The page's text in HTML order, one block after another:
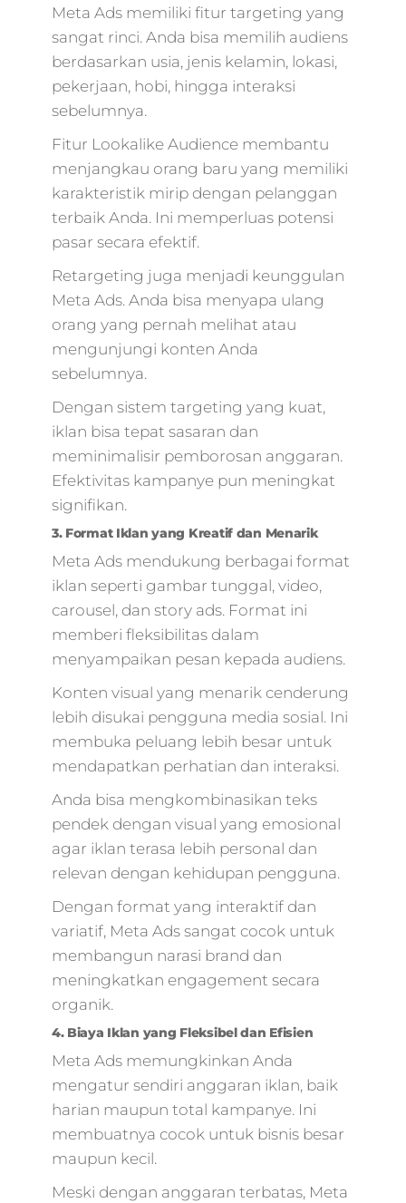
Meta Ads memiliki fitur targeting yang
sangat rinci. Anda bisa memilih audiens
berdasarkan usia, jenis kelamin, lokasi,
pekerjaan, hobi, hingga interaksi
sebelumnya.
Fitur Lookalike Audience membantu
menjangkau orang baru yang memiliki
karakteristik mirip dengan pelanggan
terbaik Anda. Ini memperluas potensi
pasar secara efektif.
Retargeting juga menjadi keunggulan
Meta Ads. Anda bisa menyapa ulang
orang yang pernah melihat atau
mengunjungi konten Anda
sebelumnya.
Dengan sistem targeting yang kuat,
iklan bisa tepat sasaran dan
meminimalisir pemborosan anggaran.
Efektivitas kampanye pun meningkat
signifikan.
3. Format Iklan yang Kreatif dan Menarik
Meta Ads mendukung berbagai format
iklan seperti gambar tunggal, video,
carousel, dan story ads. Format ini
memberi fleksibilitas dalam
menyampaikan pesan kepada audiens.
Konten visual yang menarik cenderung
lebih disukai pengguna media sosial. Ini
membuka peluang lebih besar untuk
mendapatkan perhatian dan interaksi.
Anda bisa mengkombinasikan teks
pendek dengan visual yang emosional
agar iklan terasa lebih personal dan
relevan dengan kehidupan pengguna.
Dengan format yang interaktif dan
variatif, Meta Ads sangat cocok untuk
membangun narasi brand dan
meningkatkan engagement secara
organik.
4. Biaya Iklan yang Fleksibel dan Efisien
Meta Ads memungkinkan Anda
mengatur sendiri anggaran iklan, baik
harian maupun total kampanye. Ini
membuatnya cocok untuk bisnis besar
maupun kecil.
Meski dengan anggaran terbatas, Meta